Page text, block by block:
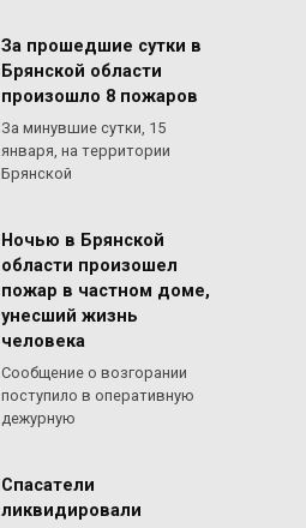
За прошедшие сутки в
Брянской области
произошло 8 пожаров
За минувшие сутки, 15
января, на территории
Брянской
Ночью в Брянской
области произошел
пожар в частном доме,
унесший жизнь
человека
Сообщение о возгорании
поступило в оперативную
дежурную
Спасатели
ликвидировали